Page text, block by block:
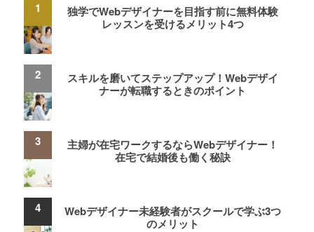
独学でWebデザイナーを目指す前に無料体験
レッスンを受けるメリット4つ
スキルを磨いてステップアップ！Webデザイ
ナーが転職するときのポイント
主婦が在宅ワークするならWebデザイナー！
在宅で結婚後も働く秘訣
Webデザイナー未経験者がスクールで学ぶ3つ
のメリット